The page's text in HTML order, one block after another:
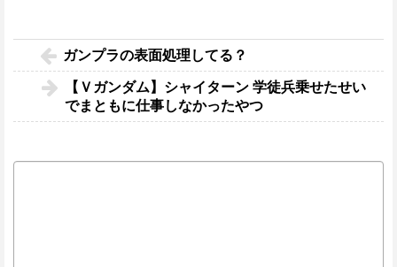
ガンプラの表面処理してる？
【Ｖガンダム】シャイターン 学徒兵乗せたせい
でまともに仕事しなかったやつ